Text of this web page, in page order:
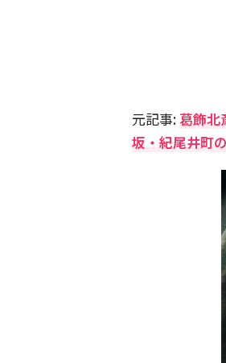
元記事:葛飾北
坂・紀尾井町